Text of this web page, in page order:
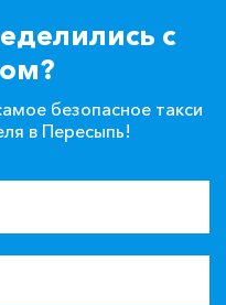
с
безопасное такси
в Пересыпь!